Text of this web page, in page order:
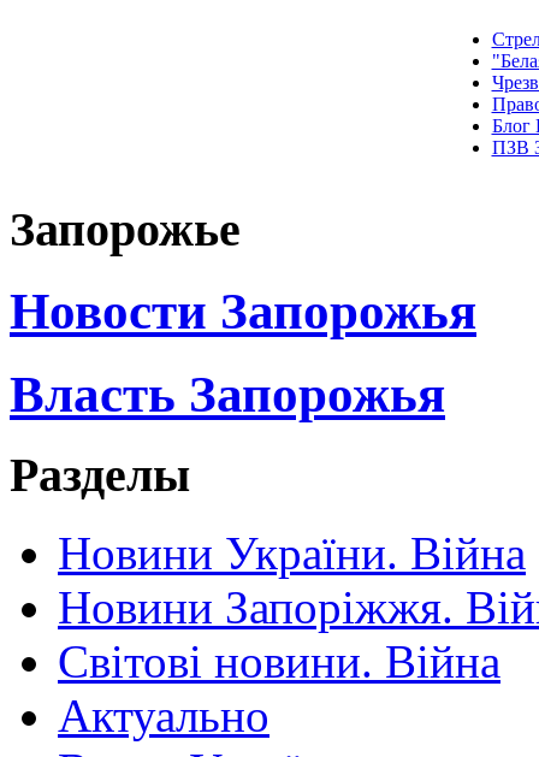
Блог
ПЗВ
Запорожье
Новости Запорожья
Власть Запорожья
Разделы
Новини України. Війна
Новини Запоріжжя.
Світові новини. Війна
Актуально